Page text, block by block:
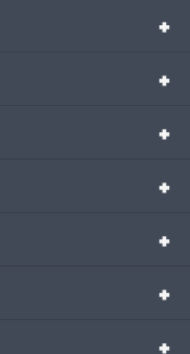
+
+
+
+
+
+
+